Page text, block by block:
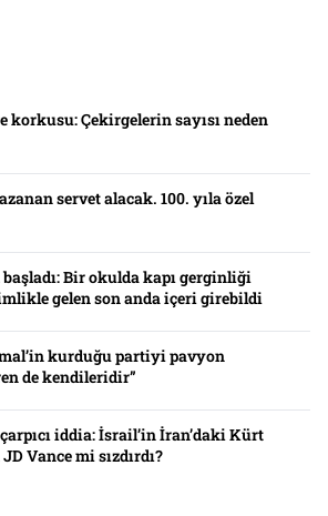
korkusu: Çekirgelerin sayısı neden
servet alacak. 100. yıla özel
başladı: Bir okulda kapı gerginliği
gelen son anda içeri girebildi
kurduğu partiyi pavyon
de kendileridir”
iddia: İsrail’in İran’daki Kürt
Vance mi sızdırdı?